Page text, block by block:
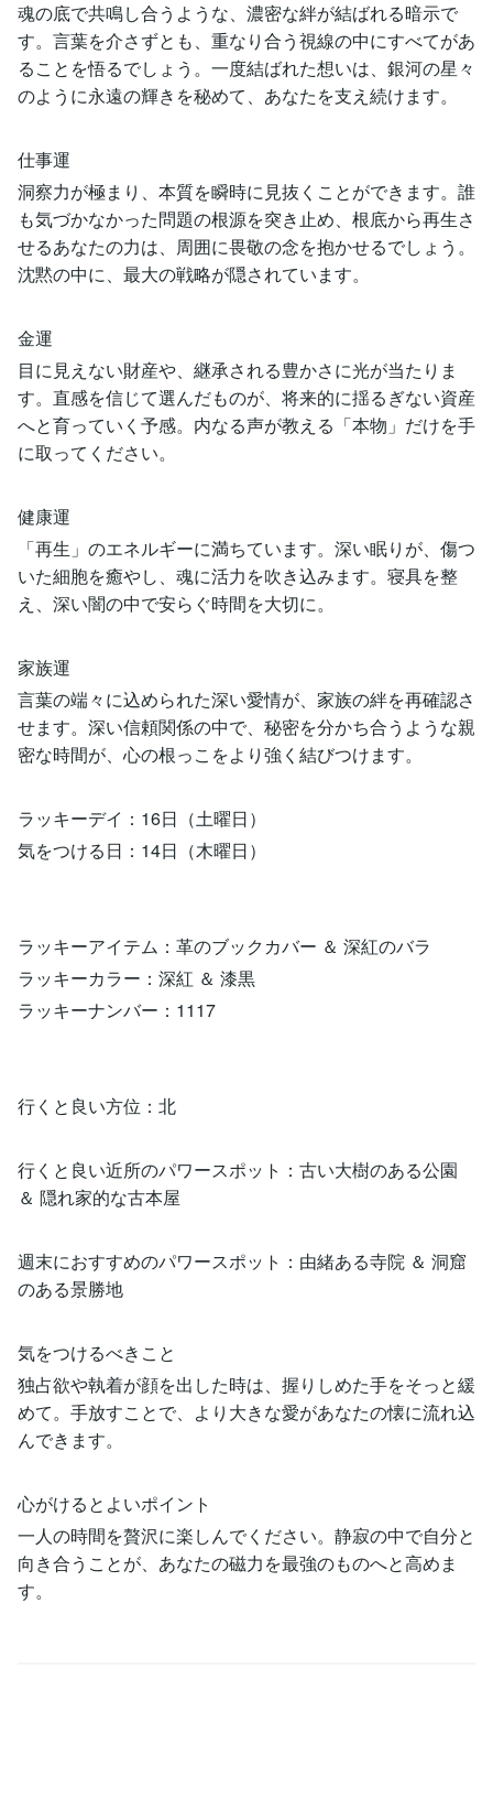
魂の底で共鳴し合うような、濃密な絆が結ばれる暗示で
す。言葉を介さずとも、重なり合う視線の中にすべてがあ
ることを悟るでしょう。一度結ばれた想いは、銀河の星々
のように永遠の輝きを秘めて、あなたを支え続けます。
仕事運
洞察力が極まり、本質を瞬時に見抜くことができます。誰
も気づかなかった問題の根源を突き止め、根底から再生さ
せるあなたの力は、周囲に畏敬の念を抱かせるでしょう。
沈黙の中に、最大の戦略が隠されています。
金運
目に見えない財産や、継承される豊かさに光が当たりま
す。直感を信じて選んだものが、将来的に揺るぎない資産
へと育っていく予感。内なる声が教える「本物」だけを手
に取ってください。
健康運
「再生」のエネルギーに満ちています。深い眠りが、傷つ
いた細胞を癒やし、魂に活力を吹き込みます。寝具を整
え、深い闇の中で安らぐ時間を大切に。
家族運
言葉の端々に込められた深い愛情が、家族の絆を再確認さ
せます。深い信頼関係の中で、秘密を分かち合うような親
密な時間が、心の根っこをより強く結びつけます。
ラッキーデイ：16日（土曜日）
気をつける日：14日（木曜日）
ラッキーアイテム：革のブックカバー ＆ 深紅のバラ
ラッキーカラー：深紅 ＆ 漆黒
ラッキーナンバー：1117
行くと良い方位：北
行くと良い近所のパワースポット：古い大樹のある公園
＆ 隠れ家的な古本屋
週末におすすめのパワースポット：由緒ある寺院 ＆ 洞窟
のある景勝地
気をつけるべきこと
独占欲や執着が顔を出した時は、握りしめた手をそっと緩
めて。手放すことで、より大きな愛があなたの懐に流れ込
んできます。
心がけるとよいポイント
一人の時間を贅沢に楽しんでください。静寂の中で自分と
向き合うことが、あなたの磁力を最強のものへと高めま
す。